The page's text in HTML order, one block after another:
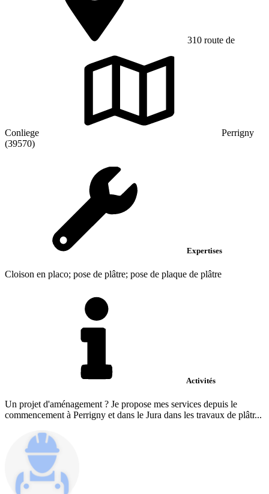
310 route de
Conliege
Perrigny
(39570)
Expertises
Cloison en placo; pose de plâtre; pose de plaque de plâtre
Activités
Un projet d'aménagement ? Je propose mes services depuis le
commencement à Perrigny et dans le Jura dans les travaux de plâtr...